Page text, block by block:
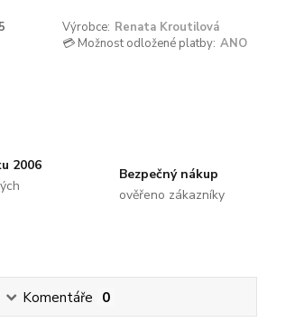
Výrobce: Renata Kroutilová
💳 Možnost odložené platby: ANO
2006
Bezpečný nákup
ověřeno zákazníky
Komentáře 0